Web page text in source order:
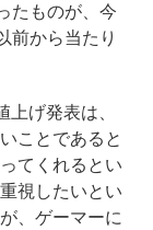
たものが、今
前から当たり
げ発表は、
ことであると
てくれるとい
視したいとい
、ゲーマーに